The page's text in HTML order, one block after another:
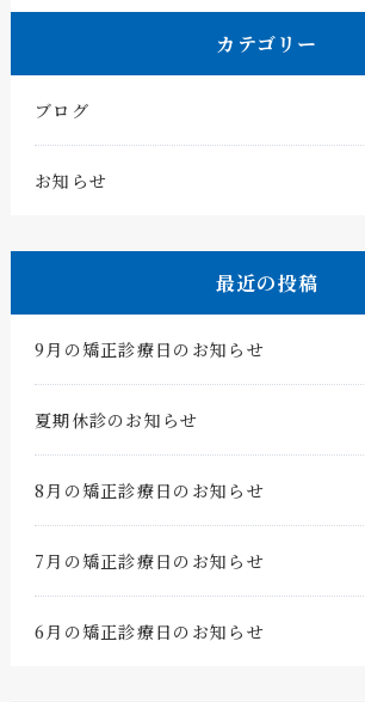
カテゴリー
ブログ
お知らせ
最近の投稿
9月の矯正診療日のお知らせ
夏期休診のお知らせ
8月の矯正診療日のお知らせ
7月の矯正診療日のお知らせ
6月の矯正診療日のお知らせ